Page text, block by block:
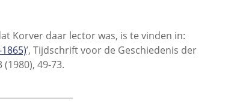
Korver daar lector was, is te vinden in:
’, Tijdschrift voor de Geschiedenis der
49-73.